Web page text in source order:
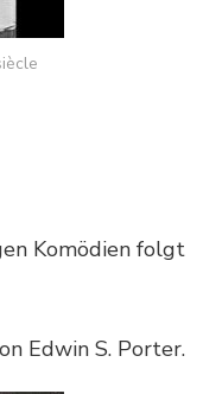
Komödien folgt
Edwin S. Porter.